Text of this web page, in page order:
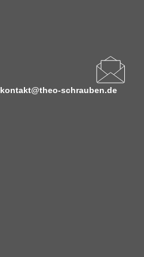
kontakt@theo-schrauben.de